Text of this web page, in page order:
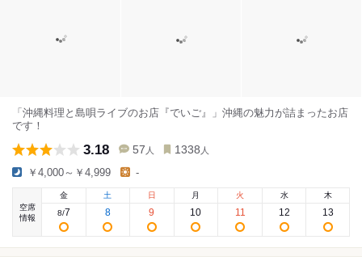
「沖縄料理と島唄ライブのお店『でいご』」沖縄の魅力が詰まったお店
です！
3.18 57 人 1338 人
￥4,000～￥4,999 -
空席
情報
金
8/7
土
8
日
9
月
10
火
11
水
12
木
13